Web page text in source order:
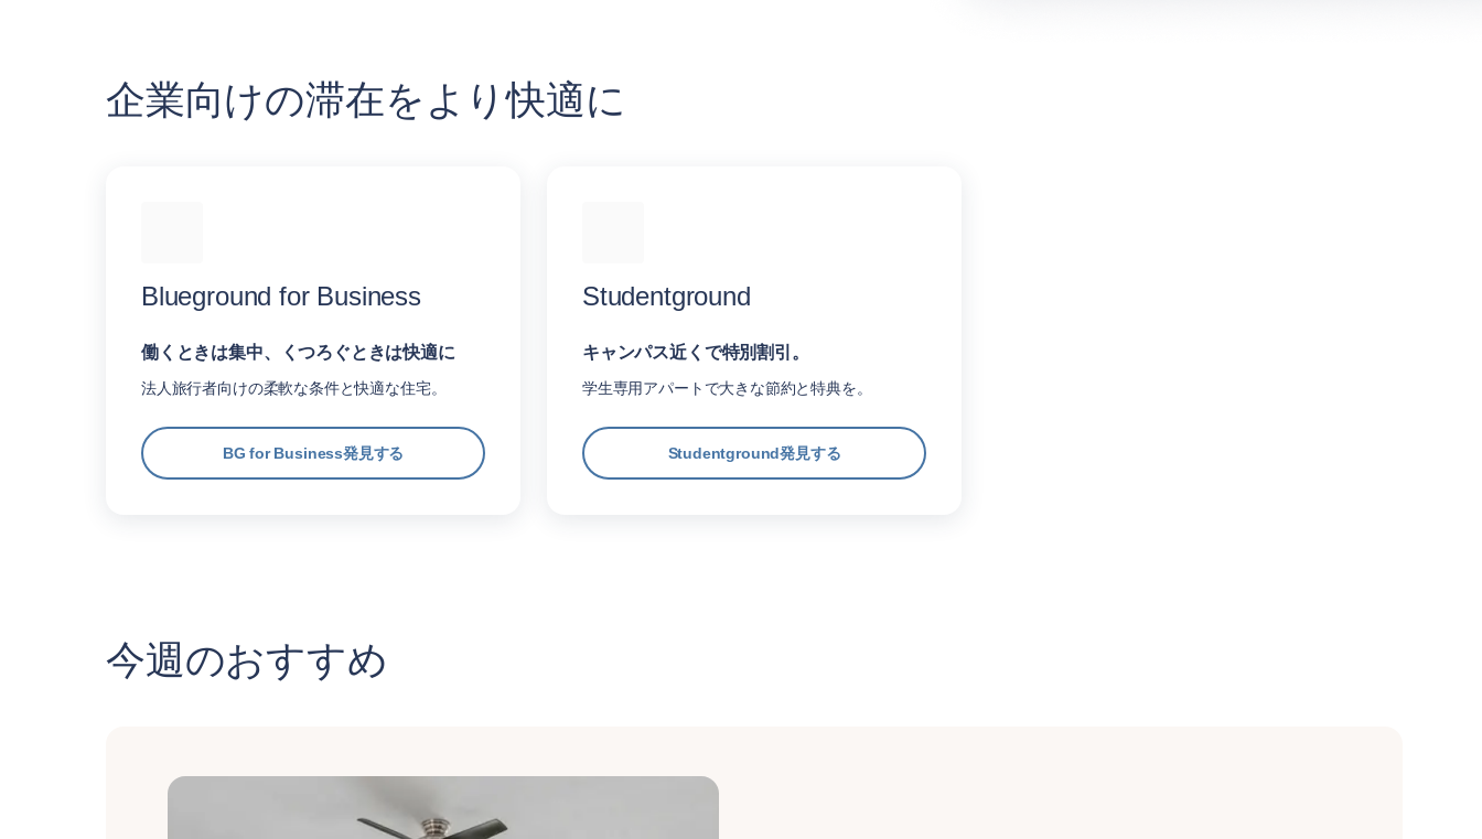
企業向けの滞在をより快適に
Blueground for Business
働くときは集中、くつろぐときは快適に
法人旅行者向けの柔軟な条件と快適な住宅。
BG for Business発見する
Studentground
キャンパス近くで特別割引。
学生専用アパートで大きな節約と特典を。
Studentground発見する
今週のおすすめ